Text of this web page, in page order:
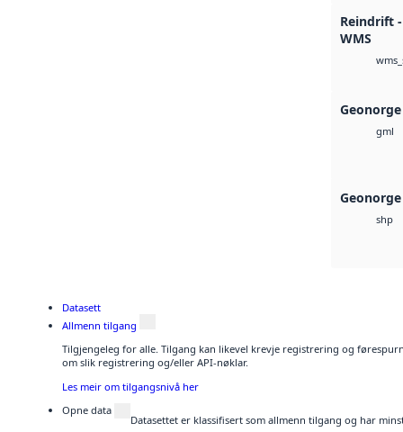
Reindrift
WMS
gml
shp
Datasett
Allmenn tilgang
Tilgjengeleg for alle. Tilgang kan likevel krevje registrering og
om slik registrering og/eller API-nøklar.
Les meir om tilgangsnivå her
Opne data
Datasettet er klassifisert som allmenn tilgang og har